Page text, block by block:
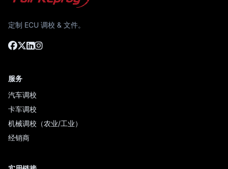
定制 ECU 调校 & 文件。
服务
汽车调校
卡车调校
机械调校（农业/工业）
经销商